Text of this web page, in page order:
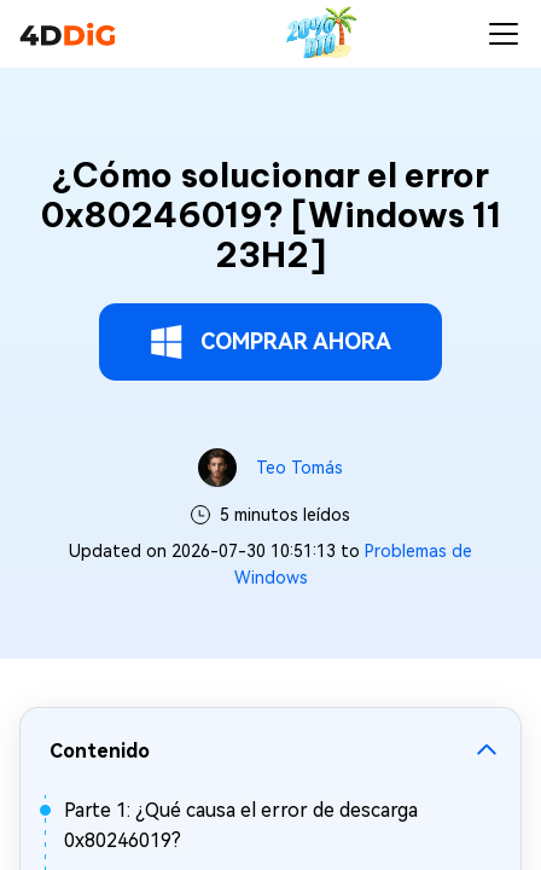
¿Cómo solucionar el error
0x80246019? [Windows 11
23H2]
COMPRAR AHORA
Teo Tomás
5 minutos leídos
Updated on 2026-07-30 10:51:13 to Problemas de
Windows
Contenido
Parte 1: ¿Qué causa el error de descarga
0x80246019?